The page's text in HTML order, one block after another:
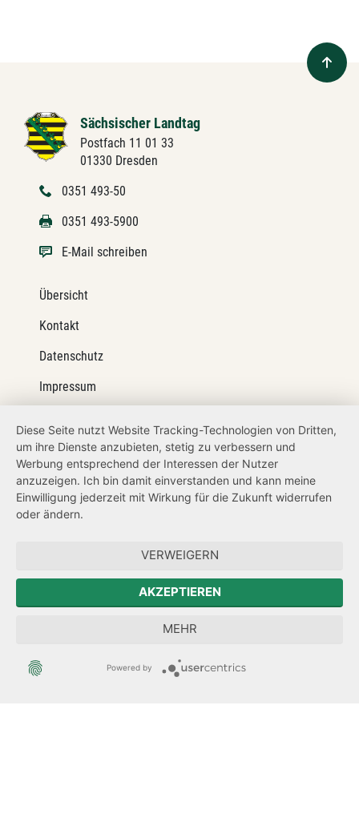
Sächsischer Landtag
Postfach 11 01 33
01330 Dresden
0351 493-50
0351 493-5900
E-Mail schreiben
Übersicht
Kontakt
Datenschutz
Impressum
Netiquette
Transparenzanspruch
Hinweisgeberschutz
Forum Mitteleuropa
Der Sächsische Integrationsbeauftragte
Sächsische Landesbeauftragte zur Aufarbeitung der SED-
Diese Seite nutzt Website Tracking-Technologien von Dritten,
um ihre Dienste anzubieten, stetig zu verbessern und
Werbung entsprechend der Interessen der Nutzer
anzuzeigen. Ich bin damit einverstanden und kann meine
Einwilligung jederzeit mit Wirkung für die Zukunft widerrufen
oder ändern.
VERWEIGERN
AKZEPTIEREN
MEHR
Powered by